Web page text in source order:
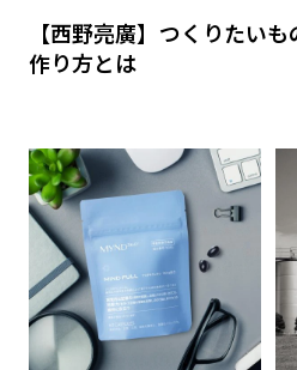
【西野亮廣】つくりたい
作り方とは